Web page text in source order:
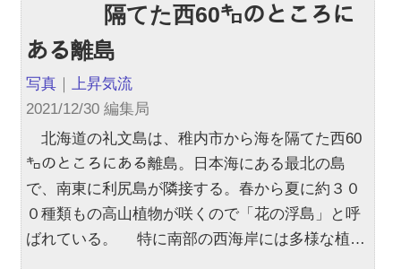
隔てた西60㌔のところに
ある離島
写真 ｜上昇気流
2021/12/30 編集局
北海道の礼文島は、稚内市から海を隔てた西60
㌔のところにある離島。日本海にある最北の島
で、南東に利尻島が隣接する。春から夏に約３０
０種類もの高山植物が咲くので「花の浮島」と呼
ばれている。 特に南部の西海岸には多様な植…